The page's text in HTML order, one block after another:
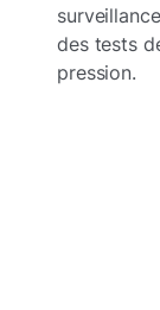
des tests
pression.